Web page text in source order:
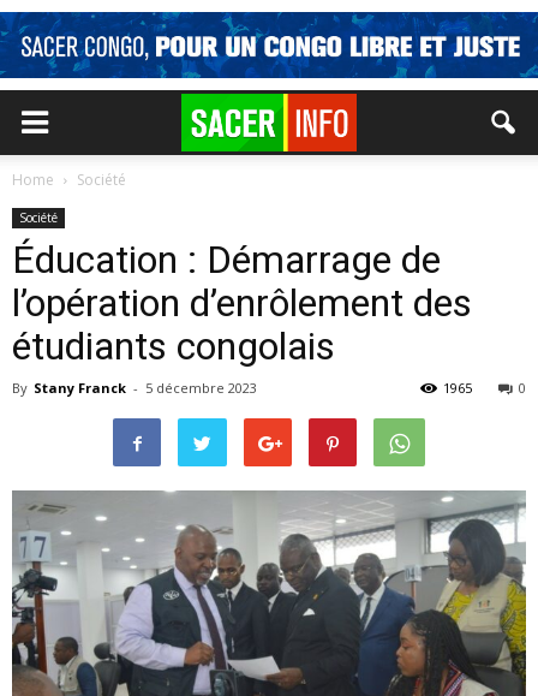
Home Société
Société
Éducation : Démarrage de
l’opération d’enrôlement des
étudiants congolais
By Stany Franck - 5 décembre 2023 0
1965